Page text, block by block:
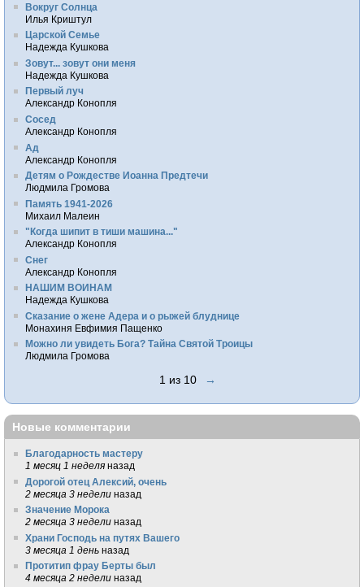
Вокруг Солнца
Илья Криштул
Царской Семье
Надежда Кушкова
Зовут... зовут они меня
Надежда Кушкова
Первый луч
Александр Конопля
Сосед
Александр Конопля
Ад
Александр Конопля
Детям о Рождестве Иоанна Предтечи
Людмила Громова
Память 1941-2026
Михаил Малеин
"Когда шипит в тиши машина..."
Александр Конопля
Снег
Александр Конопля
НАШИМ ВОИНАМ
Надежда Кушкова
Сказание о жене Адера и о рыжей блуднице
Монахиня Евфимия Пащенко
Можно ли увидеть Бога? Тайна Святой Троицы
Людмила Громова
1 из 10 →
Новые комментарии
Благодарность мастеру
1 месяц 1 неделя назад
Дорогой отец Алексий, очень
2 месяца 3 недели назад
Значение Морока
2 месяца 3 недели назад
Храни Господь на путях Вашего
3 месяца 1 день назад
Протитип фрау Берты был
4 месяца 2 недели назад